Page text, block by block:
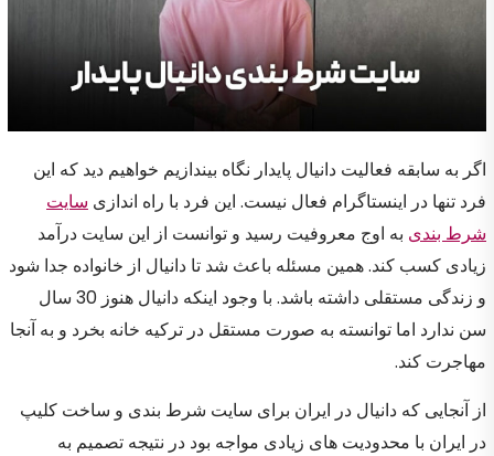
اگر به سابقه فعالیت دانیال پایدار نگاه بیندازیم خواهیم دید که این
فرد تنها در اینستاگرام فعال نیست. این فرد با راه اندازی سایت
شرط بندی به اوج معروفیت رسید و توانست از این سایت درآمد
زیادی کسب کند. همین مسئله باعث شد تا دانیال از خانواده جدا شود
و زندگی مستقلی داشته باشد. با وجود اینکه دانیال هنوز 30 سال
سن ندارد اما توانسته به صورت مستقل در ترکیه خانه بخرد و به آنجا
مهاجرت کند.
از آنجایی که دانیال در ایران برای سایت شرط بندی و ساخت کلیپ
در ایران با محدودیت های زیادی مواجه بود در نتیجه تصمیم به